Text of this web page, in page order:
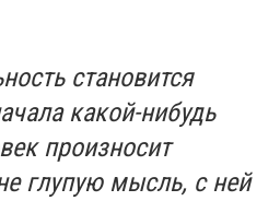
становится
какой-нибудь
произносит
глупую мысль, с ней